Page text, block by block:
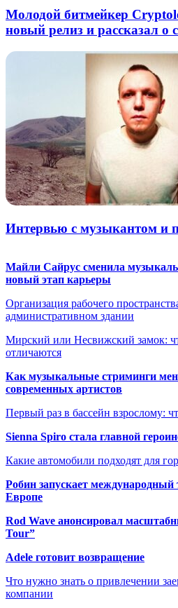
Молодой битмейкер
новый релиз и рассказал о
Интервью с музыкантом и
Майли Сайрус сменила
новый этап карьеры
Организация рабочего
административном здании
Мирский или Несвижский замок:
отличаются
Как музыкальные стриминги
современных артистов
Первый раз в бассейн взрослому:
Sienna Spiro стала главной
Какие автомобили подходят для
Робин запускает
Европе
Rod Wave анонсировал
Tour”
Adele готовит возвращение
Что нужно знать о привлечении
компании